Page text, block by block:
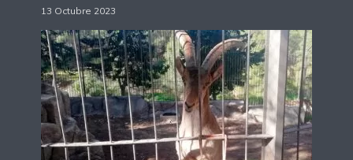
13 Octubre 2023